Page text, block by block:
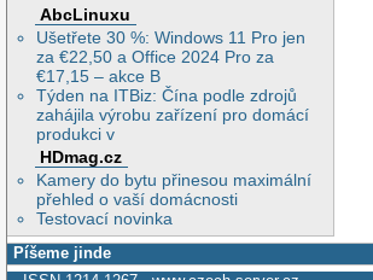
AbcLinuxu
Ušetřete 30 %: Windows 11 Pro jen
za €22,50 a Office 2024 Pro za
€17,15 – akce B
Týden na ITBiz: Čína podle zdrojů
zahájila výrobu zařízení pro domácí
produkci v
HDmag.cz
Kamery do bytu přinesou maximální
přehled o vaší domácnosti
Testovací novinka
Píšeme jinde